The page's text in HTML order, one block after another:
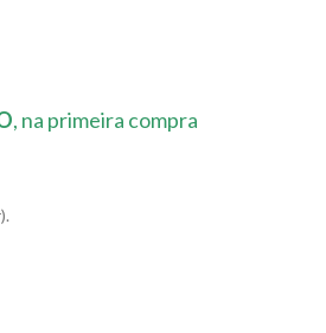
, na primeira compra